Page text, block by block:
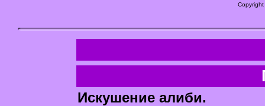
Искушение алиби.